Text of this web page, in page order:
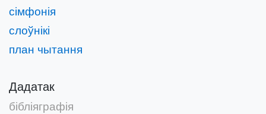
сімфонія
слоўнікі
план чытання
Дадатак
бібліяграфія